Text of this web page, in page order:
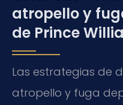
atropello y
de Prince
Las estrategias de
atropello y fuga